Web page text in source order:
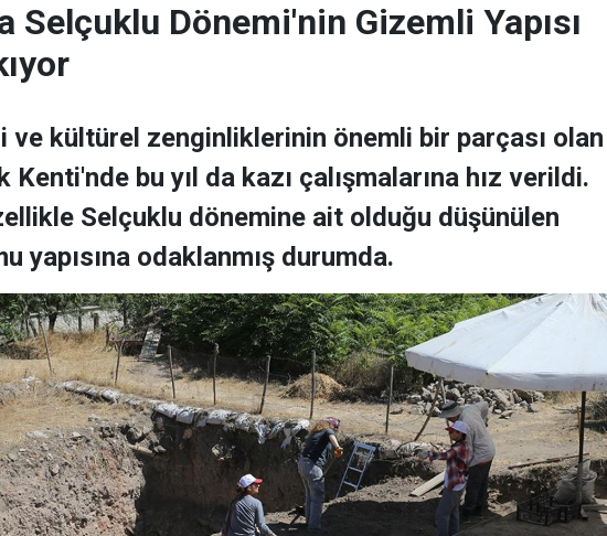
Selçuklu Dönemi'nin Gizemli Yapısı
ve kültürel zenginliklerinin önemli bir parçası olan
Kenti'nde bu yıl da kazı çalışmalarına hız verildi.
Selçuklu dönemine ait olduğu düşünülen
yapısına odaklanmış durumda.